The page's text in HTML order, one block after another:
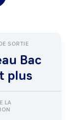
SORTIE
Bac
plus
LA